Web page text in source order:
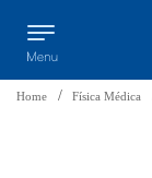
Home Física Médica